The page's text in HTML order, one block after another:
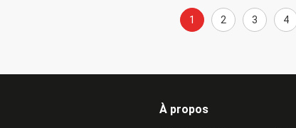
1 2 3 4
À propos